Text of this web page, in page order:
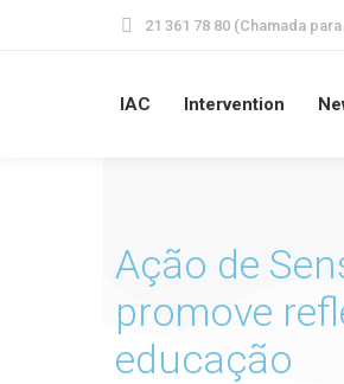
21 361 78 80 (Chamada
IAC Intervention
Ação de
promove
educação